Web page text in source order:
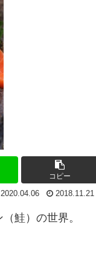
コピー
2020.04.06 2018.11.21
鮭）の世界。